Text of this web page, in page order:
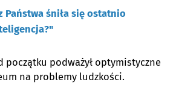
Państwa śniła się ostatnio
początku podważył optymistyczne
na problemy ludzkości.